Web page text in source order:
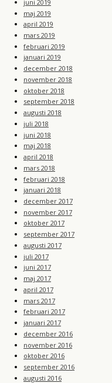
juni 2019
maj 2019
april 2019
mars 2019
februari 2019
januari 2019
december 2018
november 2018
oktober 2018
september 2018
augusti 2018
juli 2018
juni 2018
maj 2018
april 2018
mars 2018
februari 2018
januari 2018
december 2017
november 2017
oktober 2017
september 2017
augusti 2017
juli 2017
juni 2017
maj 2017
april 2017
mars 2017
februari 2017
januari 2017
december 2016
november 2016
oktober 2016
september 2016
augusti 2016